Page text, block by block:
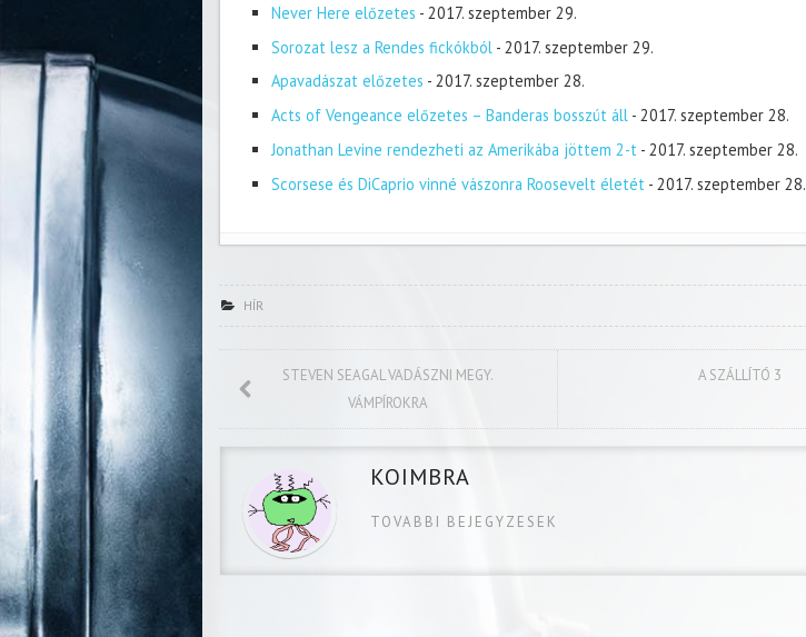
Never Here előzetes - 2017. szeptember 29.
Sorozat lesz a Rendes fickókból - 2017. szeptember 29.
Apavadászat előzetes - 2017. szeptember 28.
Acts of Vengeance előzetes – Banderas bosszút áll - 2017. szeptember 28.
Jonathan Levine rendezheti az Amerikába jöttem 2-t - 2017. szeptember 28.
Scorsese és DiCaprio vinné vászonra Roosevelt életét - 2017. szeptember 28.
HÍR
STEVEN SEAGAL VADÁSZNI MEGY.
VÁMPÍROKRA
A SZÁLLÍTÓ 3
KOIMBRA
TOVABBI BEJEGYZESEK